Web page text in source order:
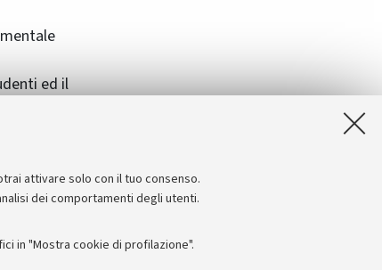
attivare solo con il tuo consenso.
dei comportamenti degli utenti.
in "Mostra cookie di profilazione".
ed il
giovedì